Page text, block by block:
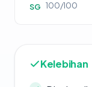
SG 100/100
Kelebihan